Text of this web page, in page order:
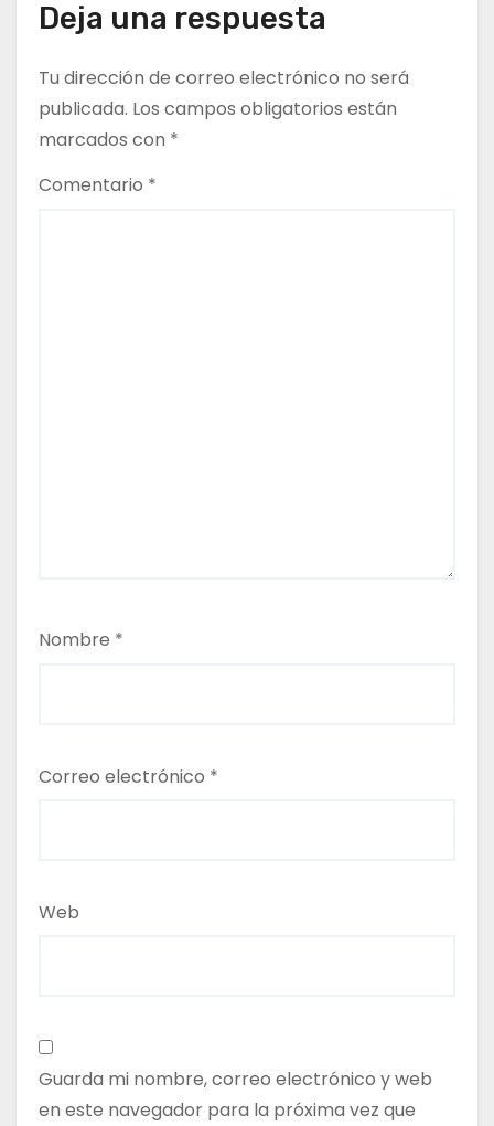
n
t
r
a
d
Deja una respuesta
Tu dirección de correo electrónico no será
publicada. Los campos obligatorios están
marcados con *
Comentario *
Nombre *
Correo electrónico *
Web
Guarda mi nombre, correo electrónico y web
en este navegador para la próxima vez que